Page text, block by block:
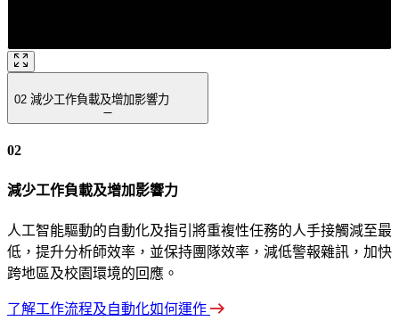
02 減少工作負載及增加影響力
02
減少工作負載及增加影響力
人工智能驅動的自動化及指引將重複性任務的人手接觸減至最
低，提升分析師效率，並保持團隊效率，減低警報雜訊，加快
跨地區及校園環境的回應。
了解工作流程及自動化如何運作